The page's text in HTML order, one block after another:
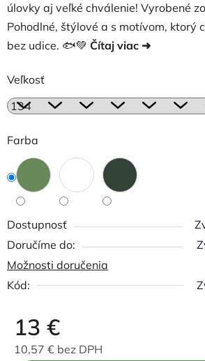
úlovky aj veľké chválenie! Vyrobené
Pohodlné, štýlové a s motívom, ktorý
bez udice. 🐟💚 Čítaj viac ➜
Veľkosť
Farba
Dostupnosť
Možnosti doručenia
Kód:
13 €
10,57 € bez DPH